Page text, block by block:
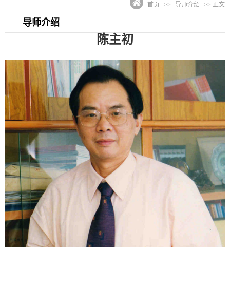
首页 >> 导师介绍 >> 正文
导师介绍
陈主初